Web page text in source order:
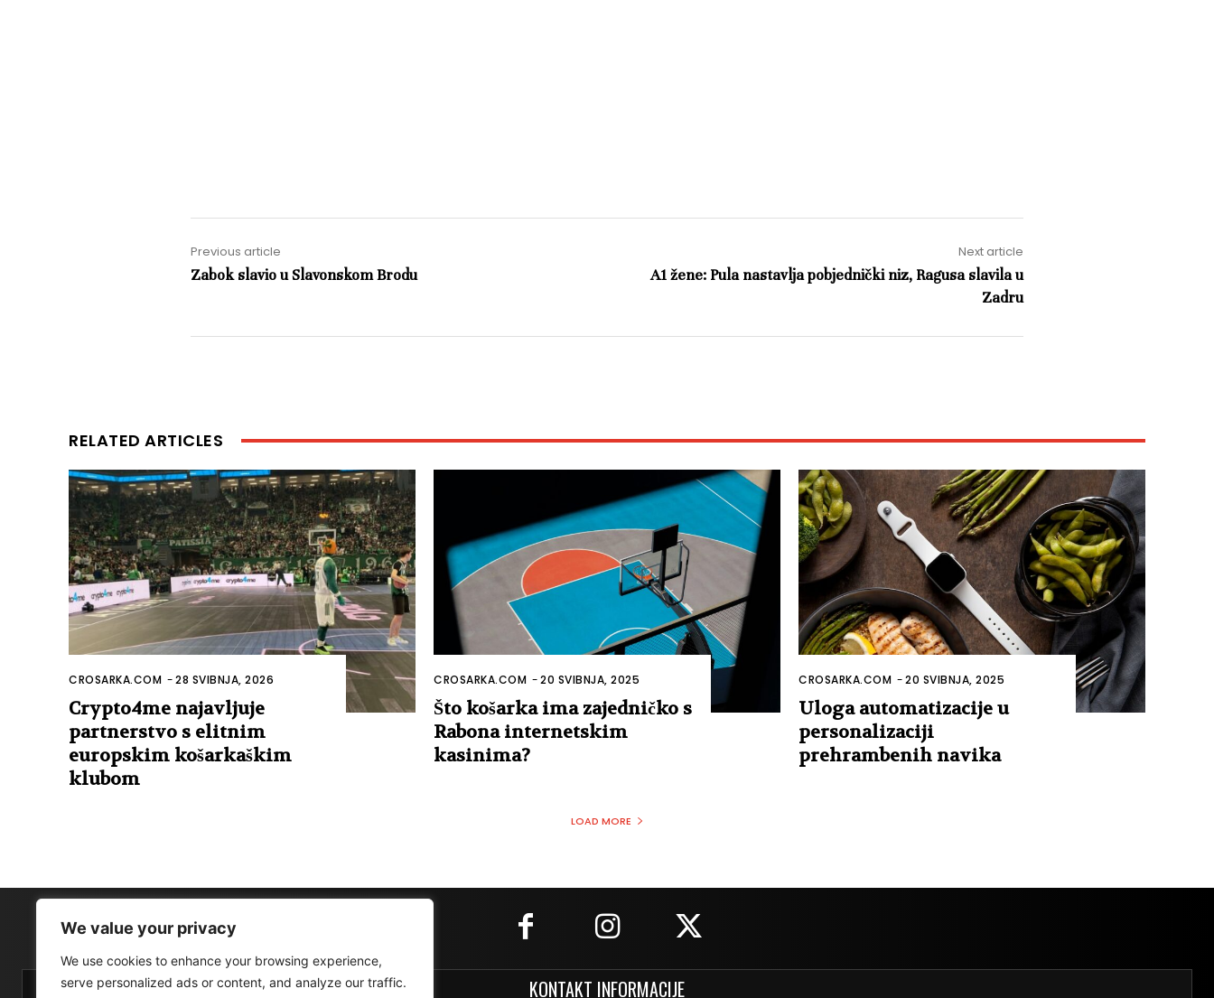
We value your privacy
We use cookies to enhance your browsing experience,
serve personalized ads or content, and analyze our traffic.
Previous article
Zabok slavio u Slavonskom Brodu
Next article
A1 žene: Pula nastavlja pobjednički niz, Ragusa slavila u
Zadru
RELATED ARTICLES
CROSARKA.COM -28 SVIBNJA, 2026
Crypto4me najavljuje
partnerstvo s elitnim
europskim košarkaškim
klubom
CROSARKA.COM -20 SVIBNJA, 2025
Što košarka ima zajedničko s
Rabona internetskim
kasinima?
CROSARKA.COM -20 SVIBNJA, 2025
Uloga automatizacije u
personalizaciji
prehrambenih navika
LOAD MORE
KONTAKT INFORMACIJE